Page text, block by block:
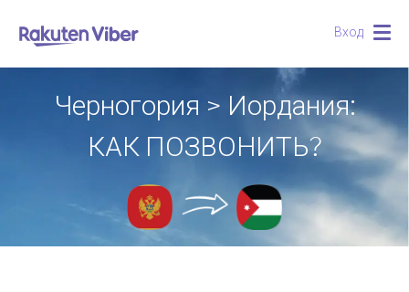
Вход
Черногория > Иордания:
КАК ПОЗВОНИТЬ?